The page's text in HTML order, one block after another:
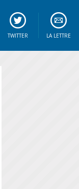
LA LETTRE
TWITTER